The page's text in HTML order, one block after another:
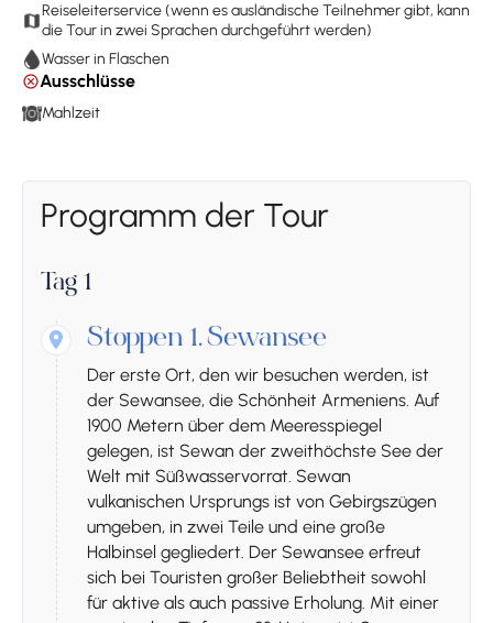
Reiseleiterservice (wenn es ausländische Teilnehmer gibt, kann
die Tour in zwei Sprachen durchgeführt werden)
Wasser in Flaschen
Ausschlüsse
Mahlzeit
Programm der Tour
Tag 1
Stoppen 1.Sewansee
Der erste Ort, den wir besuchen werden, ist
der Sewansee, die Schönheit Armeniens. Auf
1900 Metern über dem Meeresspiegel
gelegen, ist Sewan der zweithöchste See der
Welt mit Süßwasservorrat. Sewan
vulkanischen Ursprungs ist von Gebirgszügen
umgeben, in zwei Teile und eine große
Halbinsel gegliedert. Der Sewansee erfreut
sich bei Touristen großer Beliebtheit sowohl
für aktive als auch passive Erholung. Mit einer